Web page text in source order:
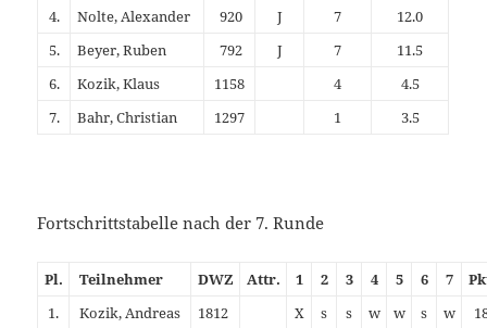
4.
Nolte, Alexander 920 J 7
12.0
5.
Beyer, Ruben 792 J 7
11.5
6.
Kozik, Klaus 1158 4
4.5
7.
Bahr, Christian 1297 1 3.5
Fortschrittstabelle nach der 7. Runde
Pl. Teilnehmer DWZ Attr. 1 2 3 4 5 6 7
1.
Kozik, Andreas 1812 X
s
s
w
w
s
w